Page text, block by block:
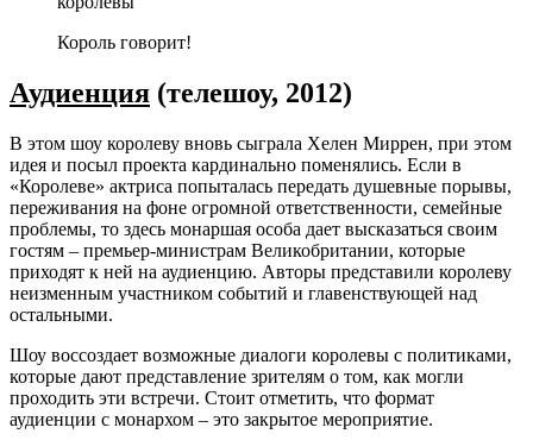
Король говорит!
Аудиенция (телешоу, 2012)
В этом шоу королеву вновь сыграла Хелен Миррен, при этом
идея и посыл проекта кардинально поменялись. Если в
«Королеве» актриса попыталась передать душевные порывы,
переживания на фоне огромной ответственности, семейные
проблемы, то здесь монаршая особа дает высказаться своим
гостям – премьер-министрам Великобритании, которые
приходят к ней на аудиенцию. Авторы представили королеву
неизменным участником событий и главенствующей над
остальными.
Шоу воссоздает возможные диалоги королевы с политиками,
которые дают представление зрителям о том, как могли
проходить эти встречи. Стоит отметить, что формат
аудиенции с монархом – это закрытое мероприятие.